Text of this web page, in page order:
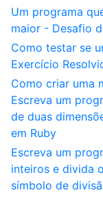
Um programa
maior - Desafio
Como testar se
Exercício
Como criar uma
Escreva um
de duas
em Ruby
Escreva um
inteiros e divida
símbolo de